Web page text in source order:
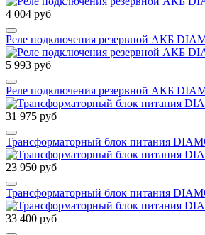
4 004 руб
Реле подключения резервной АКБ
5 993 руб
Реле подключения резервной АКБ
31 975 руб
Трансформаторный блок питания
23 950 руб
Трансформаторный блок питания
33 400 руб